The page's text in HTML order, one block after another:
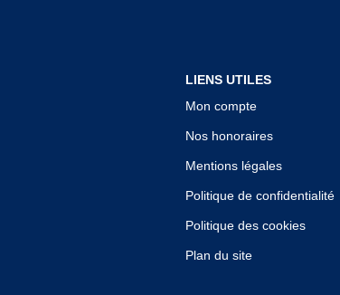
LIENS UTILES
Mon compte
Nos honoraires
Mentions légales
Politique de confidentialité
Politique des cookies
Plan du site